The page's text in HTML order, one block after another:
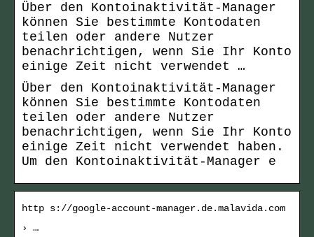
Über den Kontoinaktivität-Manager
können Sie bestimmte Kontodaten
teilen oder andere Nutzer
benachrichtigen, wenn Sie Ihr Konto
einige Zeit nicht verwendet …
Über den Kontoinaktivität-Manager
können Sie bestimmte Kontodaten
teilen oder andere Nutzer
benachrichtigen, wenn Sie Ihr Konto
einige Zeit nicht verwendet haben.
Um den Kontoinaktivität-Manager e
http s://google-account-manager.de.malavida.com
› …